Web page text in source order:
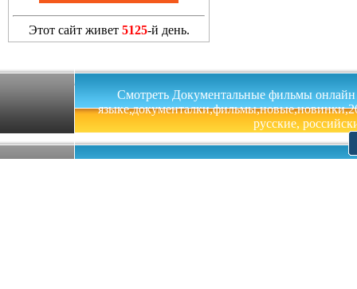
Этот сайт живет 5125-й день.
Смотреть Документальные фильмы онлайн
русские,